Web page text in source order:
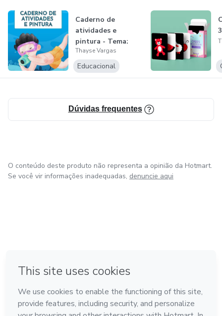
Caderno de
atividades e
pintura - Tema:
Fundo do mar
Thayse Vargas
Educacional
Dúvidas frequentes
O conteúdo deste produto não representa a opinião da Hotmart.
Se você vir informações inadequadas, denuncie aqui
Feito com ❤ em Bogotá